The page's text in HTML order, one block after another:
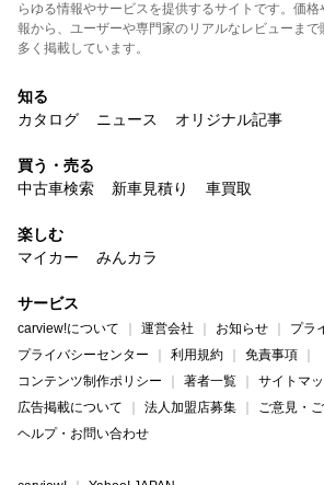
らゆる情報やサービスを提供するサイトです。価
報から、ユーザーや専門家のリアルなレビューま
多く掲載しています。
知る
カタログ
ニュース オリジナル記事
買う・売る
中古車検索
新車見積り 車買取
楽しむ
マイカー
みんカラ
サービス
carview!について 運営会社 お知らせ
プラ
プライバシーセンター
利用規約
免責事項
コンテンツ制作ポリシー
著者一覧
サイトマ
広告掲載について
法人加盟店募集
ご意見・
ヘルプ・お問い合わせ